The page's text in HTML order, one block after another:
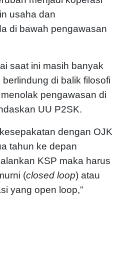
usaha dan
di bawah pengawasan
saat ini masih banyak
di balik filosofi
pengawasan di
UU P2SK.
dengan OJK
tahun ke depan
KSP maka harus
(closed loop) atau
yang open loop,”